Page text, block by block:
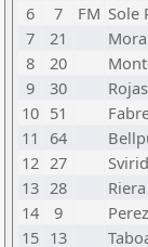
6
7 FM Sole
7
21
8
20
9
30
10 51
11
64
12 27
13 28
14
9
15 13